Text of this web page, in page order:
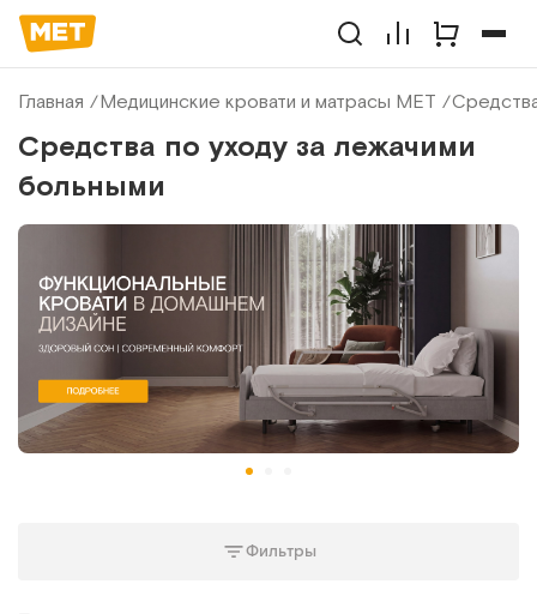
Главная Медицинские кровати и матрасы МЕТ
Средства по уходу за лежачими
больными
Фильтры